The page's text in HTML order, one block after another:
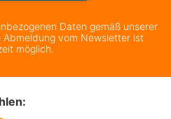
Daten gemäß unserer
Abmeldung vom Newsletter ist
möglich.